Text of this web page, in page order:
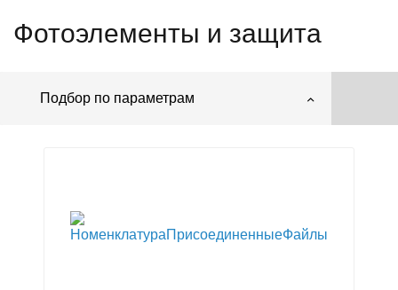
Фотоэлементы и защита
Подбор по параметрам